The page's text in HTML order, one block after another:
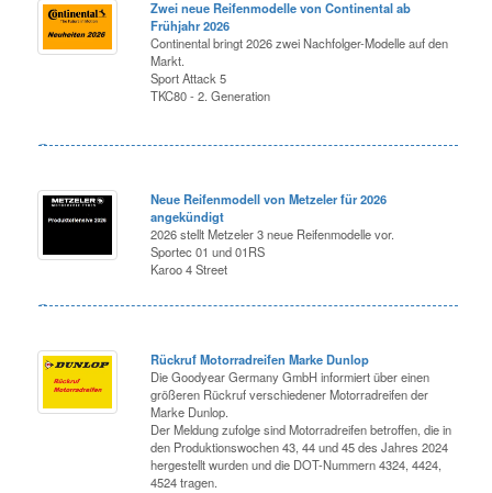
Zwei neue Reifenmodelle von Continental ab
Frühjahr 2026
Continental bringt 2026 zwei Nachfolger-Modelle auf den
Markt.
Sport Attack 5
TKC80 - 2. Generation
Neue Reifenmodell von Metzeler für 2026
angekündigt
2026 stellt Metzeler 3 neue Reifenmodelle vor.
Sportec 01 und 01RS
Karoo 4 Street
Rückruf Motorradreifen Marke Dunlop
Die Goodyear Germany GmbH informiert über einen
größeren Rückruf verschiedener Motorradreifen der
Marke Dunlop.
Der Meldung zufolge sind Motorradreifen betroffen, die in
den Produktionswochen 43, 44 und 45 des Jahres 2024
hergestellt wurden und die DOT-Nummern 4324, 4424,
4524 tragen.